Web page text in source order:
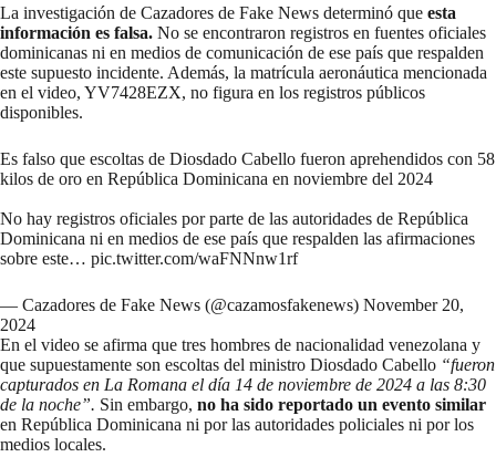
La investigación de Cazadores de Fake News determinó que esta
información es falsa. No se encontraron registros en fuentes oficiales
dominicanas ni en medios de comunicación de ese país que respalden
este supuesto incidente. Además, la matrícula aeronáutica mencionada
en el video, YV7428EZX, no figura en los registros públicos
disponibles.
Es falso que escoltas de Diosdado Cabello fueron aprehendidos con 58
kilos de oro en República Dominicana en noviembre del 2024
No hay registros oficiales por parte de las autoridades de República
Dominicana ni en medios de ese país que respalden las afirmaciones
sobre este… pic.twitter.com/waFNNnw1rf
— Cazadores de Fake News (@cazamosfakenews) November 20,
2024
En el video se afirma que tres hombres de nacionalidad venezolana y
que supuestamente son escoltas del ministro Diosdado Cabello “fueron
capturados en La Romana el día 14 de noviembre de 2024 a las 8:30
de la noche”. Sin embargo, no ha sido reportado un evento similar
en República Dominicana ni por las autoridades policiales ni por los
medios locales.